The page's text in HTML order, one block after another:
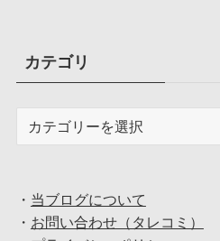
ブカテゴリ
・ 当ブログについて
・ お問い合わせ（タレコミ）